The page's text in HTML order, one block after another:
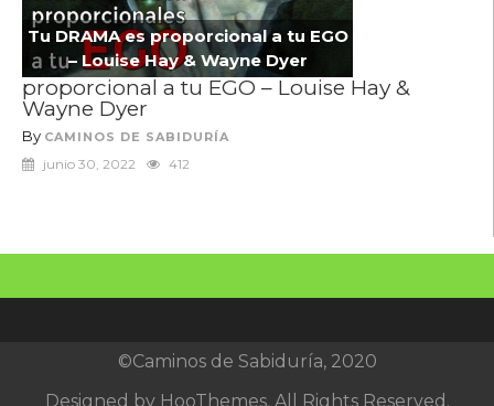
Tu DRAMA es proporcional a tu EGO
– Louise Hay & Wayne Dyer
proporcional a tu EGO – Louise Hay &
Wayne Dyer
By CAMINOS DE SABIDURÍA
junio 30, 2022 412
©Caminos de Sabiduría, 2020
Designed by HooThemes. All Rights Reserved.